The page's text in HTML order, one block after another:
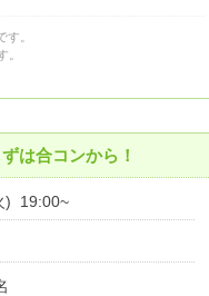
。
。
は合コンから！
) 19:00~